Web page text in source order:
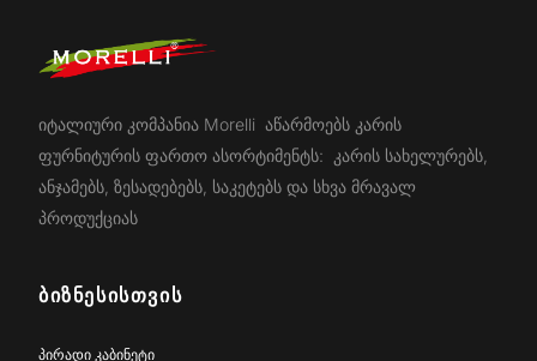
იტალიური კომპანია Morelli აწარმოებს კარის
ფურნიტურის ფართო ასორტიმენტს: კარის სახელურებს,
ანჯამებს, ზესადებებს, საკეტებს და სხვა მრავალ
პროდუქციას
ᲑᲘᲖᲜᲔᲡᲘᲡᲗᲕᲘᲡ
პირადი კაბინეტი